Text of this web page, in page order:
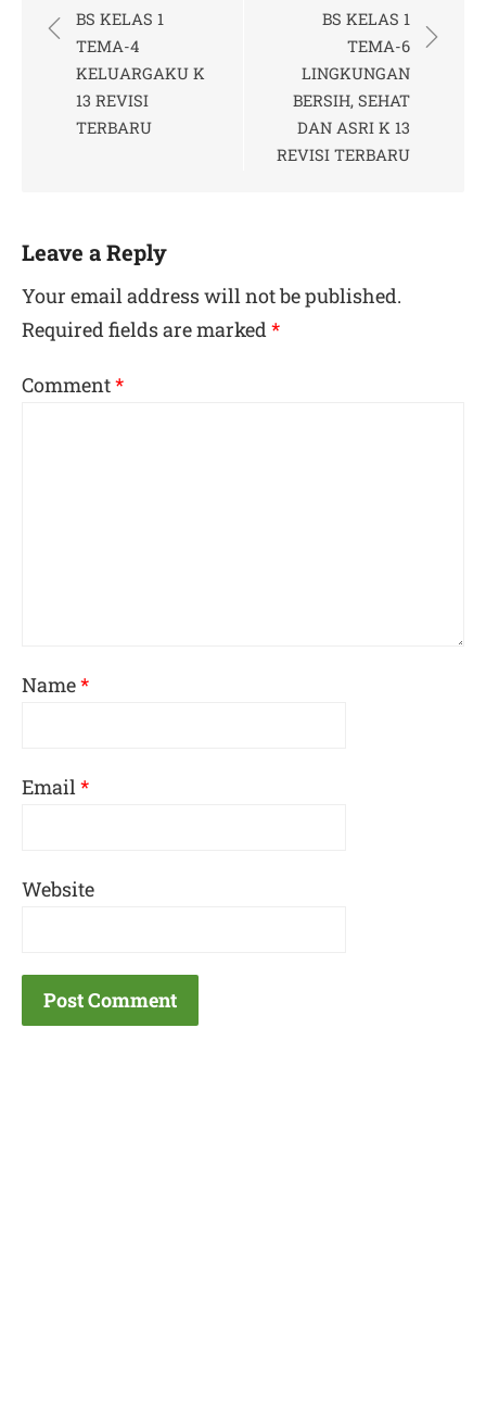
navigation
BS KELAS 1
TEMA-4
KELUARGAKU K
13 REVISI
TERBARU
BS KELAS 1
TEMA-6
LINGKUNGAN
BERSIH, SEHAT
DAN ASRI K 13
REVISI TERBARU
Leave a Reply
Your email address will not be published.
Required fields are marked *
Comment*
Name*
Email *
Website